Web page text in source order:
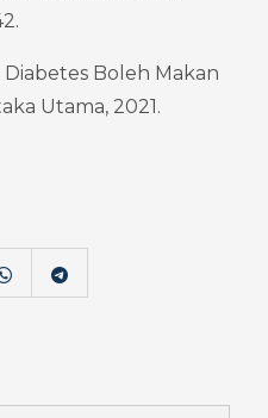
Boleh Makan
Utama, 2021.